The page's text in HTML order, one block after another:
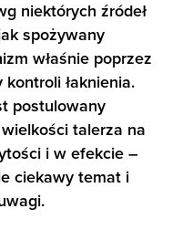
niektórych źródeł
spożywany
właśnie poprzez
łaknienia.
postulowany
talerza na
i w efekcie –
ciekawy temat i